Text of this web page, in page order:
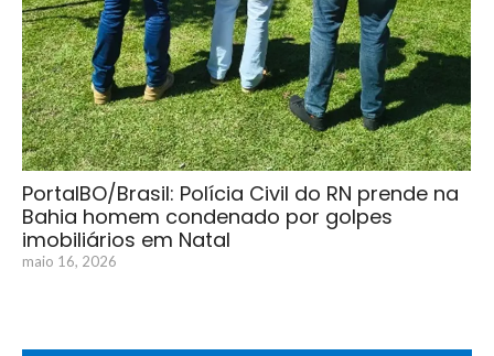
PortalBO/Brasil: Polícia Civil do RN prende na
Bahia homem condenado por golpes
imobiliários em Natal
maio 16, 2026